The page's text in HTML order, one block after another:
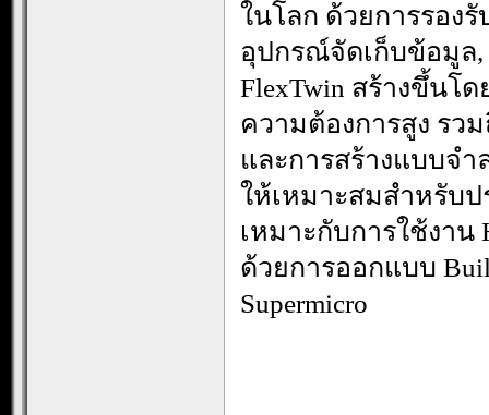
ในโลก ด้วยการรอง
อุปกรณ์จัดเก็บข้อมูล,
FlexTwin สร้างขึ้นโ
ความต้องการสูง รว
และการสร้างแบบจ
ให้เหมาะสมสำหรับ
เหมาะกับการใช้งาน
ด้วยการออกแบบ
Supermicro